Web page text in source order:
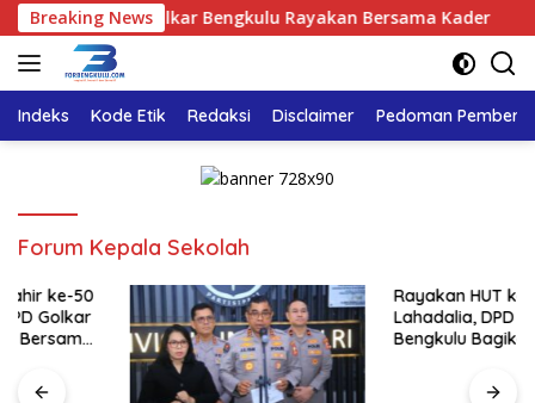
Langsung
ke
konten
Breaking News
DPD Golkar Bengkulu Rayakan Bersama Kader
Indeks Kode Etik Redaksi Disclaimer Pedoman
Forum Kepala Sekolah
Rayakan HUT ke-50 Bahlil
Lahadalia, DPD Golkar
Bengkulu Bagikan Ribuan
Nasi Kotak dan Bantuan ke
Puluhan Panti Asuhan